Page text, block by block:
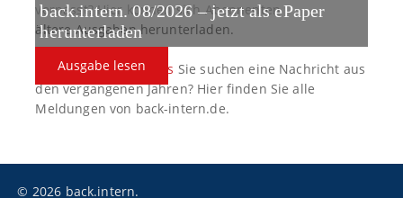
back.intern. 08/2026 – jetzt als ePaper
herunterladen
Ausgabe lesen
verpasst? Hier können sich Abonnenten
ältere Ausgaben herunterladen.
back.intern. Top-News Sie suchen eine Nachricht aus
den vergangenen Jahren? Hier finden Sie alle
Meldungen von back-intern.de.
© 2026 back.intern.